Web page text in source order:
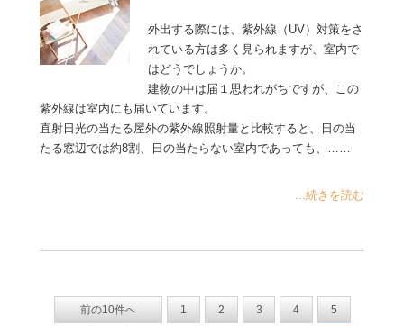
外出する際には、紫外線（UV）対策をさ
れている方は多く見られますが、室内で
はどうでしょうか。
建物の中は届１思われがちですが、この
紫外線は室内にも届いています。
直射日光の当たる屋外の紫外線照射量と比較すると、日の当
たる窓辺では約8割、日の当たらない室内であっても、……
...続きを読む
前の10件へ 1 2 3 4 5